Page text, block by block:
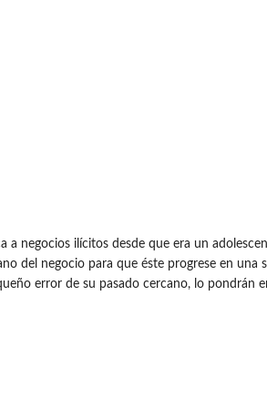
a negocios ilícitos desde que era un
del negocio para que éste progrese en
error de su pasado cercano, lo pondrán